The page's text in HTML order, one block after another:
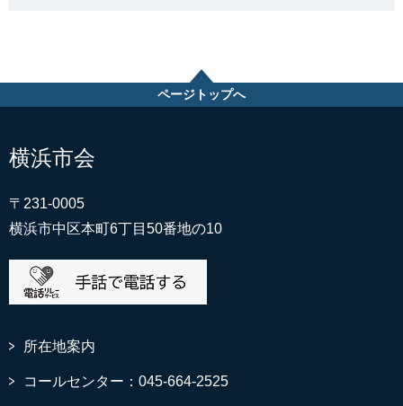
ページトップへ
横浜市会
〒231-0005
横浜市中区本町6丁目50番地の10
所在地案内
コールセンター：045-664-2525